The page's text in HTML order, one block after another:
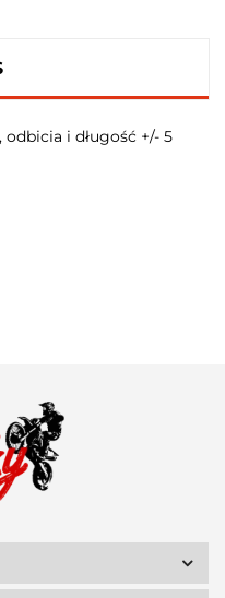
i długość +/- 5